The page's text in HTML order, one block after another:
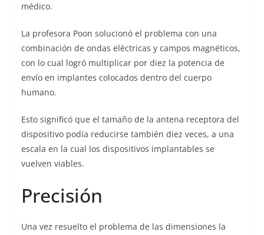
médico.
La profesora Poon solucionó el problema con una
combinación de ondas eléctricas y campos magnéticos,
con lo cual logró multiplicar por diez la potencia de
envío en implantes colocados dentro del cuerpo
humano.
Esto significó que el tamaño de la antena receptora del
dispositivo podía reducirse también diez veces, a una
escala en la cual los dispositivos implantables se
vuelven viables.
Precisión
Una vez resuelto el problema de las dimensiones la